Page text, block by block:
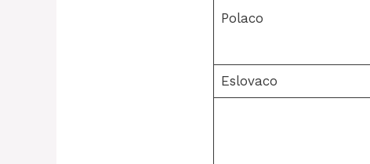
Polaco
Eslovaco